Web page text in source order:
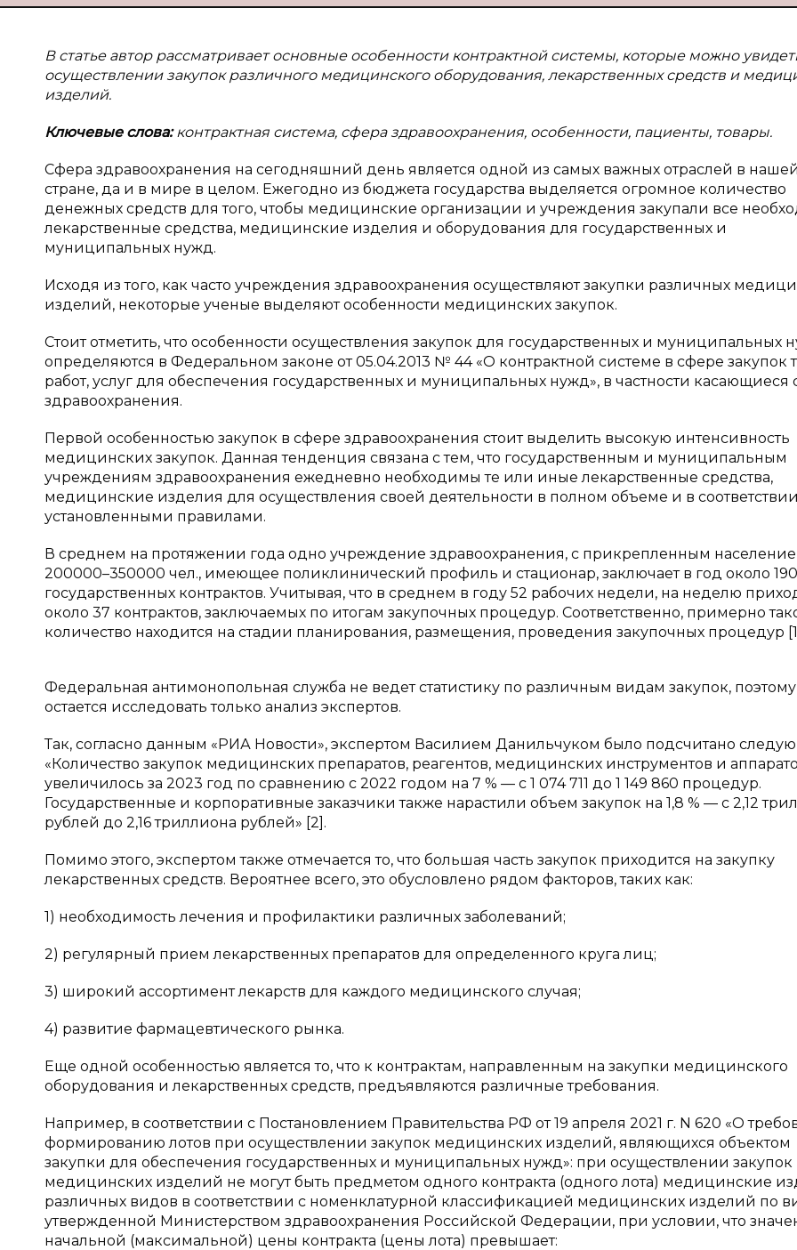
В статье автор рассматривает основные особенности контрактной системы, которые можно
осуществлении закупок различного медицинского оборудования, лекарственных средств и
изделий.
Ключевые слова:контрактная система, сфера здравоохранения, особенности, пациенты, товары.
Сфера здравоохранения на сегодняшний день является одной из самых важных отраслей в нашей
стране, да и в мире в целом. Ежегодно из бюджета государства выделяется огромное количество
денежных средств для того, чтобы медицинские организации и учреждения закупали все
лекарственные средства, медицинские изделия и оборудования для государственных и
муниципальных нужд.
Исходя из того, как часто учреждения здравоохранения осуществляют закупки различных
изделий, некоторые ученые выделяют особенности медицинских закупок.
Стоит отметить, что особенности осуществления закупок для государственных и муниципальных
определяются в Федеральном законе от 05.04.2013 № 44 «О контрактной системе в сфере закупок
работ, услуг для обеспечения государственных и муниципальных нужд», в частности касающиеся
здравоохранения.
Первой особенностью закупок в сфере здравоохранения стоит выделить высокую интенсивность
медицинских закупок. Данная тенденция связана с тем, что государственным и муниципальным
учреждениям здравоохранения ежедневно необходимы те или иные лекарственные средства,
медицинские изделия для осуществления своей деятельности в полном объеме и в
установленными правилами.
В среднем на протяжении года одно учреждение здравоохранения, с прикрепленным
200000–350000 чел., имеющее поликлинический профиль и стационар, заключает в год около
государственных контрактов. Учитывая, что в среднем в году 52 рабочих недели, на неделю
около 37 контрактов, заключаемых по итогам закупочных процедур. Соответственно, примерно
количество находится на стадии планирования, размещения, проведения закупочных процедур [1,
Федеральная антимонопольная служба не ведет статистику по различным видам закупок, поэтому
остается исследовать только анализ экспертов.
Так, согласно данным «РИА Новости», экспертом Василием Данильчуком было подсчитано
«Количество закупок медицинских препаратов, реагентов, медицинских инструментов и
увеличилось за 2023 год по сравнению с 2022 годом на 7 % — с 1 074 711 до 1 149 860 процедур.
Государственные и корпоративные заказчики также нарастили объем закупок на 1,8 % — с 2,12
рублей до 2,16 триллиона рублей» [2].
Помимо этого, экспертом также отмечается то, что большая часть закупок приходится на закупку
лекарственных средств. Вероятнее всего, это обусловлено рядом факторов, таких как:
1) необходимость лечения и профилактики различных заболеваний;
2) регулярный прием лекарственных препаратов для определенного круга лиц;
3) широкий ассортимент лекарств для каждого медицинского случая;
4) развитие фармацевтического рынка.
Еще одной особенностью является то, что к контрактам, направленным на закупки медицинского
оборудования и лекарственных средств, предъявляются различные требования.
Например, в соответствии с Постановлением Правительства РФ от 19 апреля 2021 г. N 620 «О
формированию лотов при осуществлении закупок медицинских изделий, являющихся объектом
закупки для обеспечения государственных и муниципальных нужд»: при осуществлении закупок
медицинских изделий не могут быть предметом одного контракта (одного лота) медицинские
различных видов в соответствии с номенклатурной классификацией медицинских изделий по
утвержденной Министерством здравоохранения Российской Федерации, при условии, что
начальной (максимальной) цены контракта (цены лота) превышает: